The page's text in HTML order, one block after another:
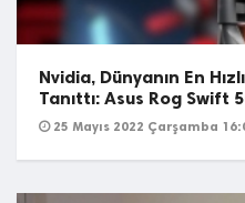
Nvidia, Dünyanın En
Tanıttı: Asus Rog Swift
25 Mayıs 2022 Çarşamba